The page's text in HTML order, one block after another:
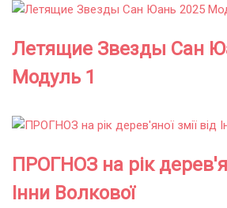
Летящие Звезды Сан
Модуль 1
ПРОГНОЗ на рік
Інни Волкової